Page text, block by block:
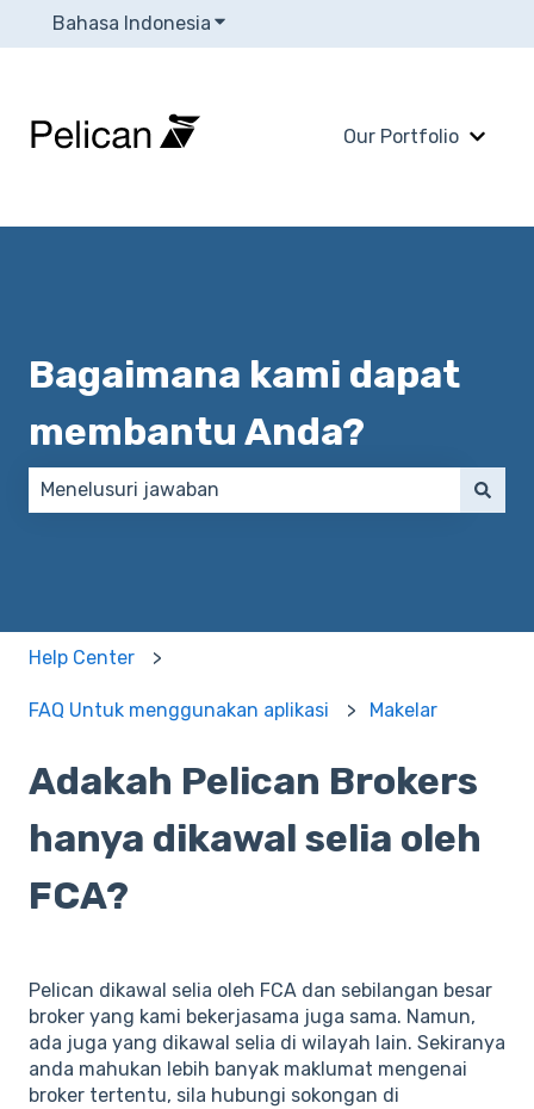
Bahasa Indonesia Tampilkan submenu untuk
Our Portfolio
Bagaimana kami dapat
membantu Anda?
Help Center
FAQ Untuk menggunakan aplikasi Makelar
Adakah Pelican Brokers
hanya dikawal selia oleh
FCA?
Pelican dikawal selia oleh FCA dan sebilangan besar
broker yang kami bekerjasama juga sama. Namun,
ada juga yang dikawal selia di wilayah lain. Sekiranya
anda mahukan lebih banyak maklumat mengenai
broker tertentu, sila hubungi sokongan di